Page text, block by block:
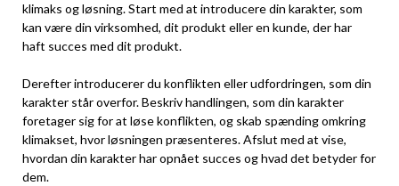
klimaks og løsning. Start med at introducere din karakter, som
kan være din virksomhed, dit produkt eller en kunde, der har
haft succes med dit produkt.
Derefter introducerer du konflikten eller udfordringen, som din
karakter står overfor. Beskriv handlingen, som din karakter
foretager sig for at løse konflikten, og skab spænding omkring
klimakset, hvor løsningen præsenteres. Afslut med at vise,
hvordan din karakter har opnået succes og hvad det betyder for
dem.